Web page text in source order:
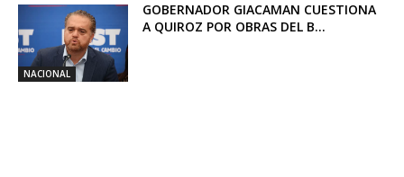
NACIONAL
GOBERNADOR GIACAMAN CUESTIONA
A QUIROZ POR OBRAS DEL B...